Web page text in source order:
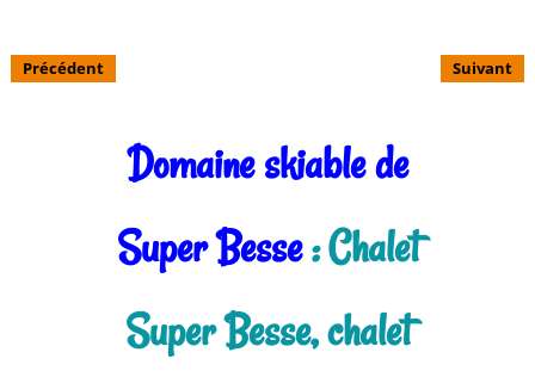
Précédent Suivant
Domaine skiable de
Super Besse: Chalet
Super Besse, chalet